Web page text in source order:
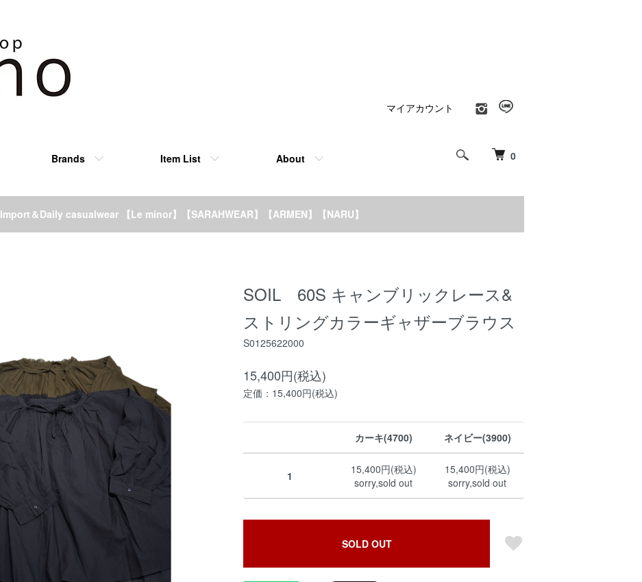
0
Brands Item List About
マイアカウント
Import＆Daily casualwear 【Le minor】【SARAHWEAR】【ARMEN】【NARU】
SOIL 60S キャンブリックレース&
ストリングカラーギャザーブラウス
S0125622000
15,400円(税込)
定価：15,400円(税込)
カーキ(4700) ネイビー(3900)
1
15,400円(税込)
sorry,sold out
15,400円(税込)
sorry,sold out
SOLD OUT